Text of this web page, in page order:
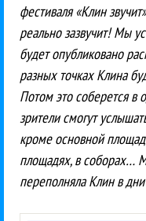
фестиваля «Клин
реально зазвучит! Мы
будет опубликовано
разных точках Клина
Потом это соберется в
зрители смогут
кроме основной
площадях, в соборах…
переполняла Клин в